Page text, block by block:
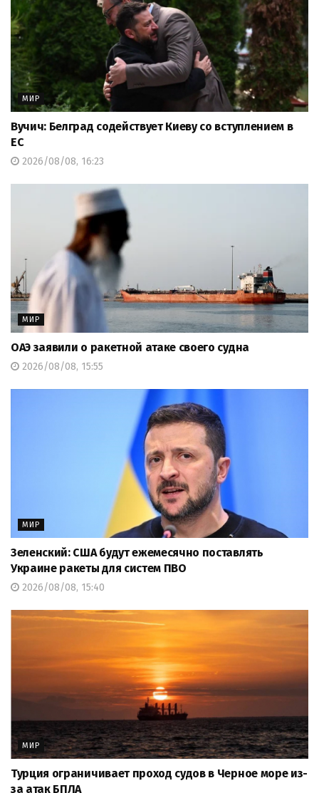
МИР
Вучич: Белград содействует Киеву со вступлением в
ЕС
2026/08/08, 16:23
МИР
ОАЭ заявили о ракетной атаке своего судна
2026/08/08, 15:55
МИР
Зеленский: США будут ежемесячно поставлять
Украине ракеты для систем ПВО
2026/08/08, 15:40
МИР
Турция ограничивает проход судов в Черное море из-
за атак БПЛА